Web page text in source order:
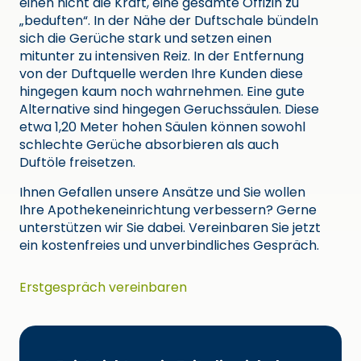
„beduften“. In der Nähe der Duftschale bündeln
sich die Gerüche stark und setzen einen
mitunter zu intensiven Reiz. In der Entfernung
von der Duftquelle werden Ihre Kunden diese
hingegen kaum noch wahrnehmen. Eine gute
Alternative sind hingegen Geruchssäulen. Diese
etwa 1,20 Meter hohen Säulen können sowohl
schlechte Gerüche absorbieren als auch
Duftöle freisetzen.
Ihnen Gefallen unsere Ansätze und Sie wollen
Ihre Apothekeneinrichtung verbessern? Gerne
unterstützen wir Sie dabei. Vereinbaren Sie jetzt
ein kostenfreies und unverbindliches Gespräch.
Erstgespräch vereinbaren